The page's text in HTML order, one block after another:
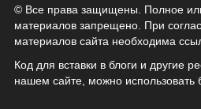
© Все права защищены. Полное
материалов запрещено. При
материалов сайта необходима
Код для вставки в блоги и другие
нашем сайте, можно использовать